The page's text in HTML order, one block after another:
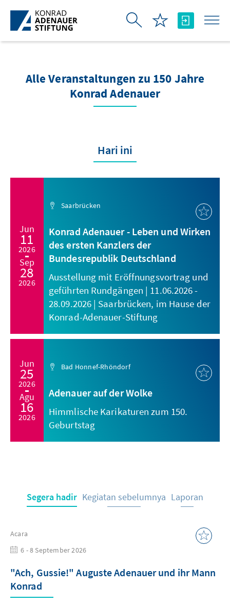
Skip to Main Content
Alle Veranstaltungen zu 150 Jahre
Konrad Adenauer
Hari ini
Jun
11
2026
Sep
28
2026
Saarbrücken
Konrad Adenauer - Leben und Wirken
des ersten Kanzlers der
Bundesrepublik Deutschland
Ausstellung mit Eröffnungsvortrag und
geführten Rundgängen | 11.06.2026 -
28.09.2026 | Saarbrücken, im Hause der
Konrad-Adenauer-Stiftung
Jun
25
2026
Agu
16
2026
Bad Honnef-Rhöndorf
Adenauer auf der Wolke
Himmlische Karikaturen zum 150.
Geburtstag
Segera hadir Kegiatan sebelumnya Laporan
Acara
6 - 8 September 2026
"Ach, Gussie!" Auguste Adenauer und ihr Mann
Konrad